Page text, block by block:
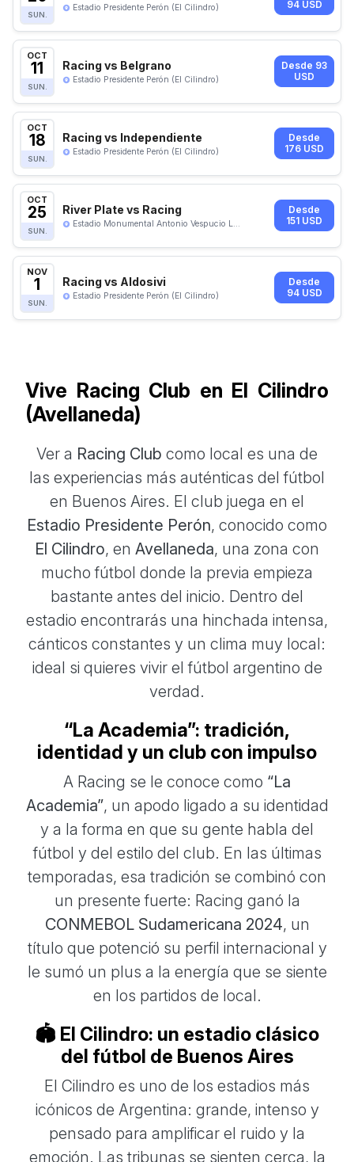
SUN.
Estadio Presidente Perón (El Cilindro)
94 USD
OCT
11
SUN.
Racing vs Belgrano
Estadio Presidente Perón (El Cilindro)
Desde 93
USD
OCT
18
SUN.
Racing vs Independiente
Estadio Presidente Perón (El Cilindro)
Desde
176 USD
OCT
25
SUN.
River Plate vs Racing
Estadio Monumental Antonio Vespucio L...
Desde
151 USD
NOV
1
SUN.
Racing vs Aldosivi
Estadio Presidente Perón (El Cilindro)
Desde
94 USD
Vive Racing Club en El Cilindro
(Avellaneda)
Ver a Racing Club como local es una de
las experiencias más auténticas del fútbol
en Buenos Aires. El club juega en el
Estadio Presidente Perón, conocido como
El Cilindro, en Avellaneda, una zona con
mucho fútbol donde la previa empieza
bastante antes del inicio. Dentro del
estadio encontrarás una hinchada intensa,
cánticos constantes y un clima muy local:
ideal si quieres vivir el fútbol argentino de
verdad.
“La Academia”: tradición,
identidad y un club con impulso
A Racing se le conoce como “La
Academia”, un apodo ligado a su identidad
y a la forma en que su gente habla del
fútbol y del estilo del club. En las últimas
temporadas, esa tradición se combinó con
un presente fuerte: Racing ganó la
CONMEBOL Sudamericana 2024, un
título que potenció su perfil internacional y
le sumó un plus a la energía que se siente
en los partidos de local.
🏟️ El Cilindro: un estadio clásico
del fútbol de Buenos Aires
El Cilindro es uno de los estadios más
icónicos de Argentina: grande, intenso y
pensado para amplificar el ruido y la
emoción. Las tribunas se sienten cerca, la